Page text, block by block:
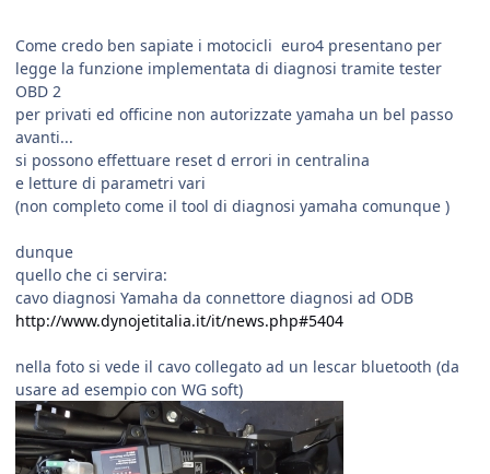
Come credo ben sapiate i motocicli euro4 presentano per
legge la funzione implementata di diagnosi tramite tester
OBD 2
per privati ed officine non autorizzate yamaha un bel passo
avanti...
si possono effettuare reset d errori in centralina
e letture di parametri vari
(non completo come il tool di diagnosi yamaha comunque )
dunque
quello che ci servira:
cavo diagnosi Yamaha da connettore diagnosi ad ODB
http://www.dynojetitalia.it/it/news.php#5404
nella foto si vede il cavo collegato ad un lescar bluetooth (da
usare ad esempio con WG soft)